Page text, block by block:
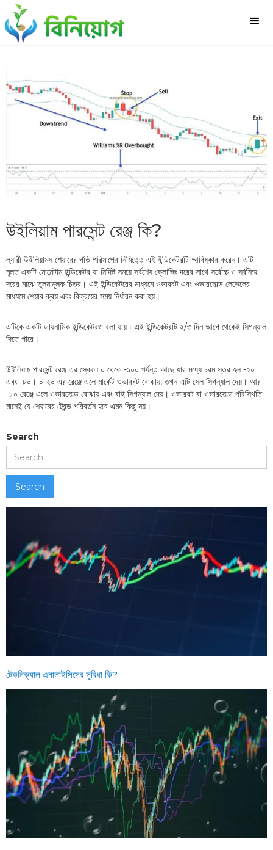
উইলিয়াম পারসেন্ট রেঞ্জ কি?
ল্যারী উইলিয়ামস শেয়ারের গতি পরিমাপের নিমিত্তে এই ইন্ডিকেটরটি আবিষ্কার করেন। এটি
মূলত একটি মোমেন্টাম ইন্ডিকেটর যা নির্দিষ্ট সময়ে সর্বশেষ ক্লোজিং দরের সাথে সর্বোচ্চ ও সর্বনিম্ম
দরের মাঝে তুলনামূলক চিত্র। এই ইন্ডিকেটরের মাধ্যমে ওভারবট এবং ওভারসোল্ড লেভেলের
মাধ্যমে শেয়ার ক্রয় এবং বিক্রয়ের সময় নির্ধারন করা হয়।
এটিকে একটি ডায়নামিক ইন্ডিকেটরও বলা যায়। এই ইন্ডিকেটরটি ২/৩ দিন আগে থেকেই সিগন্যাল
দিতে পারে।
উইলিয়াম পারসেন্ট রেঞ্জ এর স্কেলে ০ থেকে -১০০ পর্যন্ত আছে যার মধ্যে চরম স্তর হল -২০
এবং -৮০। ০-২০ এর রেঞ্জে এলে মার্কেট ওভারবট বোঝায়, তখন এটি সেল সিগন্যাল দেয়। আর
-৮০ রেঞ্জে এলে ওভারসোল্ড বোঝায় এবং বাই সিগন্যাল দেয়। ওভারবট বা ওভারসোল্ড পরিস্থিতি
মানেই যে শেয়ারের ট্রেন্ড পরিবর্তন হবে এমন কিছু নয়।
Search
টেকনিক্যাল এনালাইসিসের সুবিধা কি?